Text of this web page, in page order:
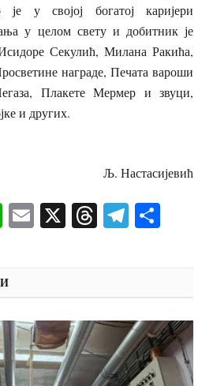
у својој богатој каријери
у целом свету и добитник је
Секулић, Милана Ракића,
награде, Печата вароши
Плакете Мермер и звуци,
и других.
WhatsApp
Email
X Threads